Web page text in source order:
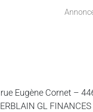
Eugène Cornet –
GL